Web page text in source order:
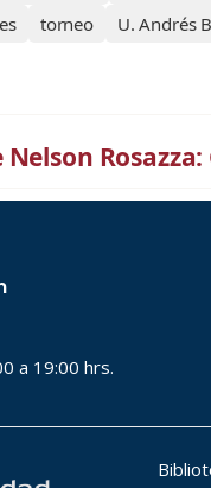
torneo U. Andrés